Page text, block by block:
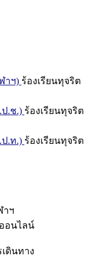
าฯ) ร้องเรียนทุจริต
.ช.) ร้องเรียนทุจริต
.ท.) ร้องเรียนทุจริต
าฯ
อนไลน์
ดินทาง